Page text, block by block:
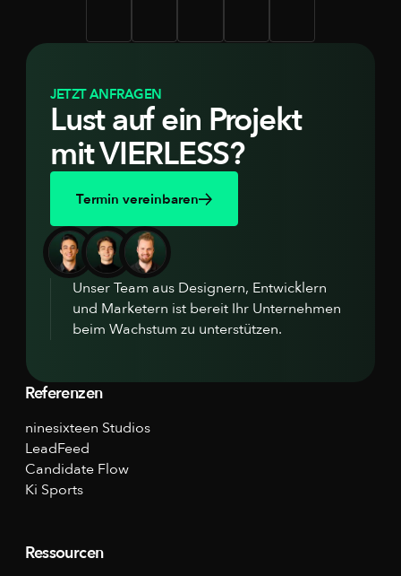
JETZT ANFRAGEN
Lust auf ein Projekt
mit VIERLESS?
Termin vereinbaren
Unser Team aus Designern, Entwicklern
und Marketern ist bereit Ihr Unternehmen
beim Wachstum zu unterstützen.
Referenzen
ninesixteen Studios
LeadFeed
Candidate Flow
Ki Sports
Ressourcen